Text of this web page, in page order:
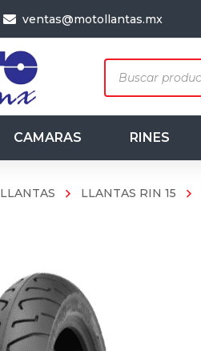
ventas@motollantas.mx
search
3.50-8
CAMARAS RINES
LLANTAS LLANTAS RIN 15